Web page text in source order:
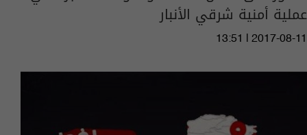
عملية أمنية شرقي الأنبار
13:51 | 2017-08-11